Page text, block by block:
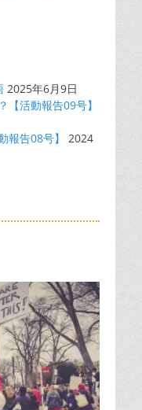
2025年6月9日
【活動報告09号】
報告08号】
2024